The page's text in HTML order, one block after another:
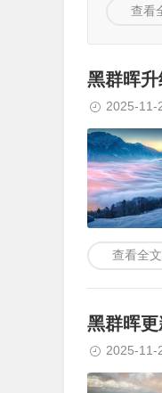
查看
黑群晖
2025-11-
查看全文
黑群晖
2025-11-